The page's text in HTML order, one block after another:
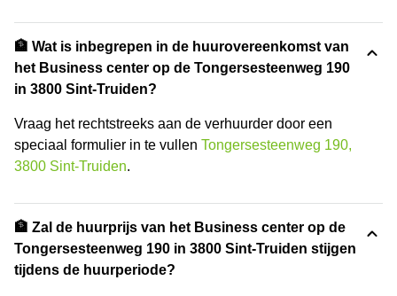
🏦 Wat is inbegrepen in de huurovereenkomst van
het Business center op de Tongersesteenweg 190
in 3800 Sint-Truiden?
Vraag het rechtstreeks aan de verhuurder door een
speciaal formulier in te vullen Tongersesteenweg 190,
3800 Sint-Truiden.
🏦 Zal de huurprijs van het Business center op de
Tongersesteenweg 190 in 3800 Sint-Truiden stijgen
tijdens de huurperiode?